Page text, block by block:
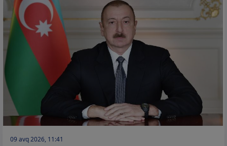
09 avq 2026, 11:41